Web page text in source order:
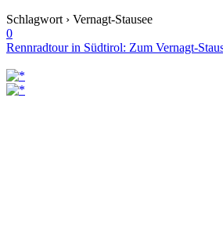
Schlagwort › Vernagt-Stausee
0
Rennradtour in Südtirol: Zum Vernagt-